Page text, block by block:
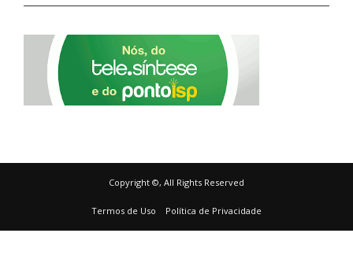
Copyright ©, All Rights Reserved
Termos de Uso Política de Privacidade